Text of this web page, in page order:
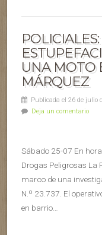
UNA MOTO
MÁRQUEZ
Publicada el 26 de julio
Deja un comentario
Sábado 25-07 En
Drogas Peligrosas La
marco de una
N.º 23.737. El
en barrio…